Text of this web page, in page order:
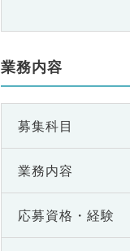
業務内容
募集科目
業務内容
応募資格・ 経験